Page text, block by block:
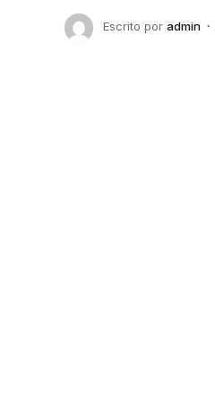
Escrito por admin